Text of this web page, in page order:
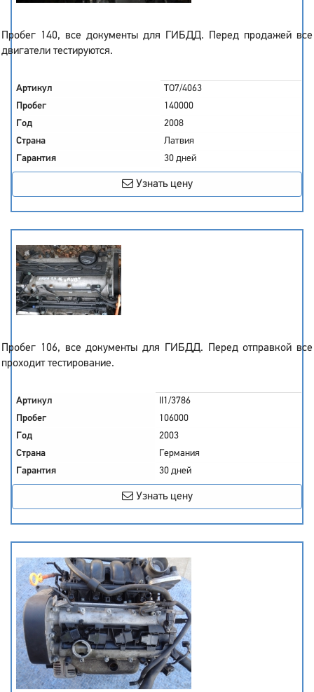
Пробег 140, все документы для ГИБДД. Перед продажей все
двигатели тестируются.
Артикул
TO7/4063
Пробег
140000
Год
2008
Страна
Латвия
Гарантия
30 дней
Узнать цену
Пробег 106, все документы для ГИБДД. Перед отправкой все
проходит тестирование.
Артикул
II1/3786
Пробег
106000
Год
2003
Страна
Германия
Гарантия
30 дней
Узнать цену